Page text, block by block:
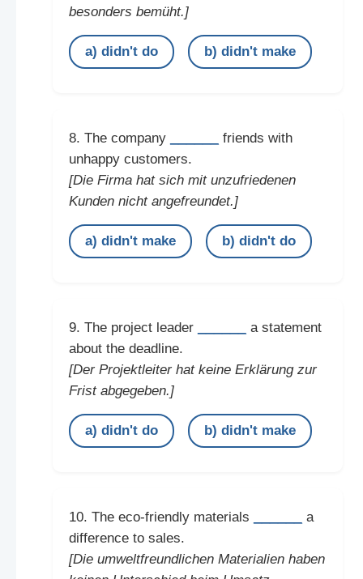
besonders bemüht.]
a) didn't do b) didn't make
8. The company
friends with
unhappy customers.
[Die Firma hat sich mit unzufriedenen
Kunden nicht angefreundet.]
a) didn't make b) didn't do
9. The project leader
a statement
about the deadline.
[Der Projektleiter hat keine Erklärung zur
Frist abgegeben.]
a) didn't do b) didn't make
10. The eco-friendly materials
a
difference to sales.
[Die umweltfreundlichen Materialien haben